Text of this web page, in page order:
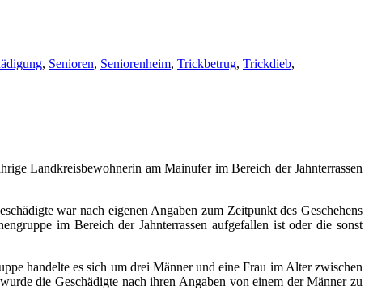
, Senioren, Seniorenheim, Trickbetrug, Trickdieb,
Landkreisbewohnerin am Mainufer im Bereich der Jahnterrassen
war nach eigenen Angaben zum Zeitpunkt des Geschehens
im Bereich der Jahnterrassen aufgefallen ist oder die sonst
handelte es sich um drei Männer und eine Frau im Alter zwischen
die Geschädigte nach ihren Angaben von einem der Männer zu